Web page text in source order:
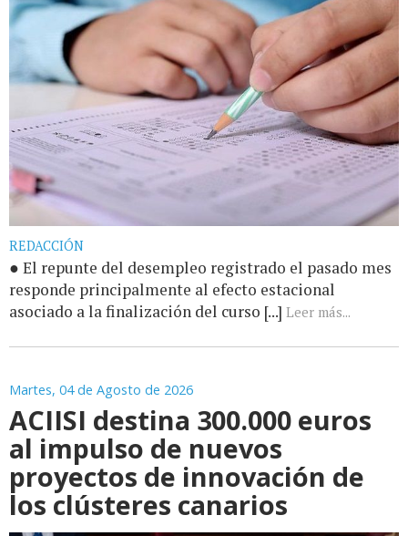
REDACCIÓN
● El repunte del desempleo registrado el pasado mes
responde principalmente al efecto estacional
asociado a la finalización del curso [...] Leer más...
Martes, 04 de Agosto de 2026
ACIISI destina 300.000 euros
al impulso de nuevos
proyectos de innovación de
los clústeres canarios